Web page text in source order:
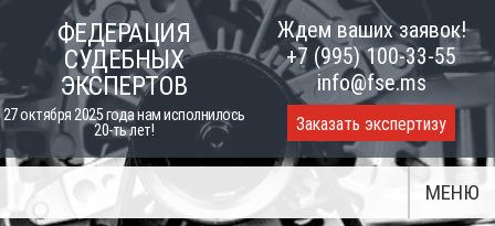
content
ФЕДЕРАЦИЯ
СУДЕБНЫХ
ЭКСПЕРТОВ
27 октября 2025 года нам исполнилось
20-ть лет!
Ждем ваших заявок!
+7 (995) 100-33-55
info@fse.ms
Заказать экспертизу
МЕНЮ